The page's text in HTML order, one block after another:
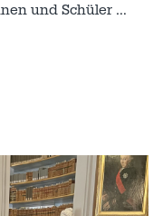
und Schüler …